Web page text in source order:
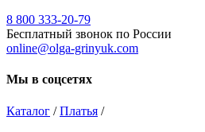
8 800 333-20-79
Бесплатный звонок по России
online@olga-grinyuk.com
Мы в соцсетях
Каталог / Платья /